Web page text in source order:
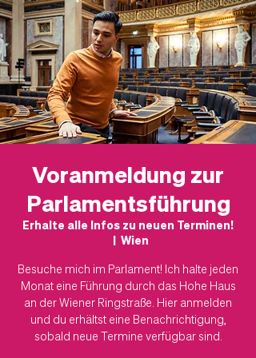
Voranmeldung zur
Parlamentsführung
Erhalte alle Infos zu neuen Terminen!
  |
Wien
Besuche mich im Parlament! Ich halte jeden
Monat eine Führung durch das Hohe Haus
an der Wiener Ringstraße. Hier anmelden
und du erhältst eine Benachrichtigung,
sobald neue Termine verfügbar sind.